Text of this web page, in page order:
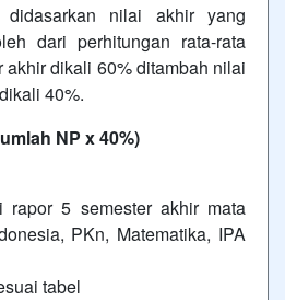
didasarkan nilai akhir yang
dari perhitungan rata-rata
akhir dikali 60% ditambah nilai
40%.
NP x 40%)
rapor 5 semester akhir mata
PKn, Matematika, IPA
tabel